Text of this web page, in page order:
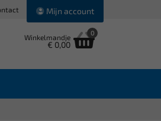
Mijn account
Winkelmandje
€ 0,00
0